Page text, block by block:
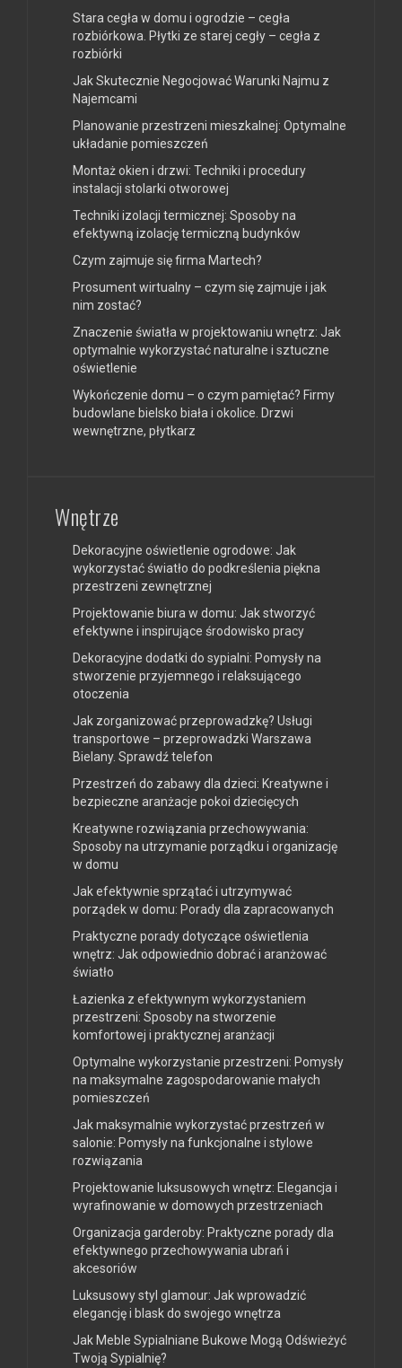
Stara cegła w domu i ogrodzie – cegła
rozbiórkowa. Płytki ze starej cegły – cegła z
rozbiórki
Jak Skutecznie Negocjować Warunki Najmu z
Najemcami
Planowanie przestrzeni mieszkalnej: Optymalne
układanie pomieszczeń
Montaż okien i drzwi: Techniki i procedury
instalacji stolarki otworowej
Techniki izolacji termicznej: Sposoby na
efektywną izolację termiczną budynków
Czym zajmuje się firma Martech?
Prosument wirtualny – czym się zajmuje i jak
nim zostać?
Znaczenie światła w projektowaniu wnętrz: Jak
optymalnie wykorzystać naturalne i sztuczne
oświetlenie
Wykończenie domu – o czym pamiętać? Firmy
budowlane bielsko biała i okolice. Drzwi
wewnętrzne, płytkarz
Wnętrze
Dekoracyjne oświetlenie ogrodowe: Jak
wykorzystać światło do podkreślenia piękna
przestrzeni zewnętrznej
Projektowanie biura w domu: Jak stworzyć
efektywne i inspirujące środowisko pracy
Dekoracyjne dodatki do sypialni: Pomysły na
stworzenie przyjemnego i relaksującego
otoczenia
Jak zorganizować przeprowadzkę? Usługi
transportowe – przeprowadzki Warszawa
Bielany. Sprawdź telefon
Przestrzeń do zabawy dla dzieci: Kreatywne i
bezpieczne aranżacje pokoi dziecięcych
Kreatywne rozwiązania przechowywania:
Sposoby na utrzymanie porządku i organizację
w domu
Jak efektywnie sprzątać i utrzymywać
porządek w domu: Porady dla zapracowanych
Praktyczne porady dotyczące oświetlenia
wnętrz: Jak odpowiednio dobrać i aranżować
światło
Łazienka z efektywnym wykorzystaniem
przestrzeni: Sposoby na stworzenie
komfortowej i praktycznej aranżacji
Optymalne wykorzystanie przestrzeni: Pomysły
na maksymalne zagospodarowanie małych
pomieszczeń
Jak maksymalnie wykorzystać przestrzeń w
salonie: Pomysły na funkcjonalne i stylowe
rozwiązania
Projektowanie luksusowych wnętrz: Elegancja i
wyrafinowanie w domowych przestrzeniach
Organizacja garderoby: Praktyczne porady dla
efektywnego przechowywania ubrań i
akcesoriów
Luksusowy styl glamour: Jak wprowadzić
elegancję i blask do swojego wnętrza
Jak Meble Sypialniane Bukowe Mogą Odświeżyć
Twoją Sypialnię?